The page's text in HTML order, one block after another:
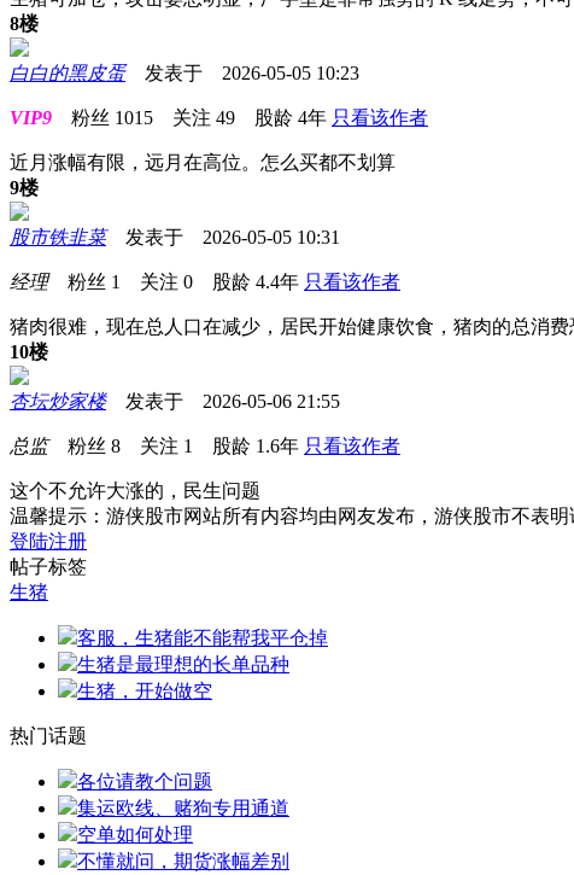
8楼
白白的黑皮蛋发表于 2026-05-05 10:23
VIP9 粉丝 1015 关注 49 股龄 4年 只看该作者
近月涨幅有限，远月在高位。怎么买都不划算
9楼
股市铁韭菜发表于 2026-05-05 10:31
经理粉丝 1 关注 0 股龄 4.4年 只看该作者
猪肉很难，现在总人口在减少，居民开始健康饮食，猪肉的总消费
10楼
杏坛炒家楼发表于 2026-05-06 21:55
总监粉丝 8 关注 1 股龄 1.6年 只看该作者
这个不允许大涨的，民生问题
温馨提示：游侠股市网站所有内容均由网友发布，游侠股市不表
登陆注册
帖子标签
生猪
客服，生猪能不能帮我平仓掉
生猪是最理想的长单品种
生猪，开始做空
热门话题
各位请教个问题
集运欧线、赌狗专用通道
空单如何处理
不懂就问，期货涨幅差别